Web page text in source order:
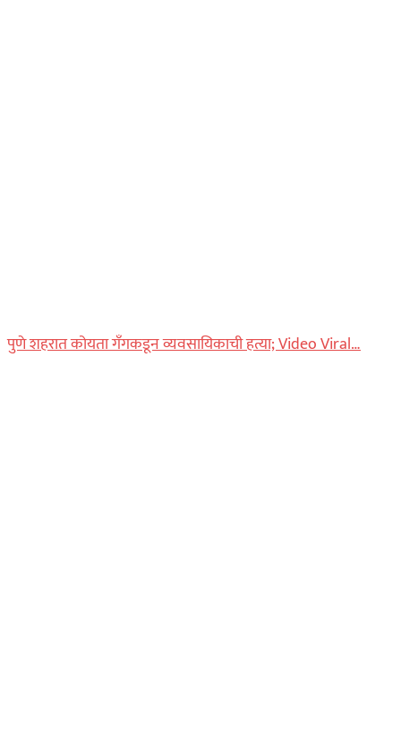
पुणे शहरात कोयता गँगकडून व्यवसायिकाची हत्या; Video Viral…